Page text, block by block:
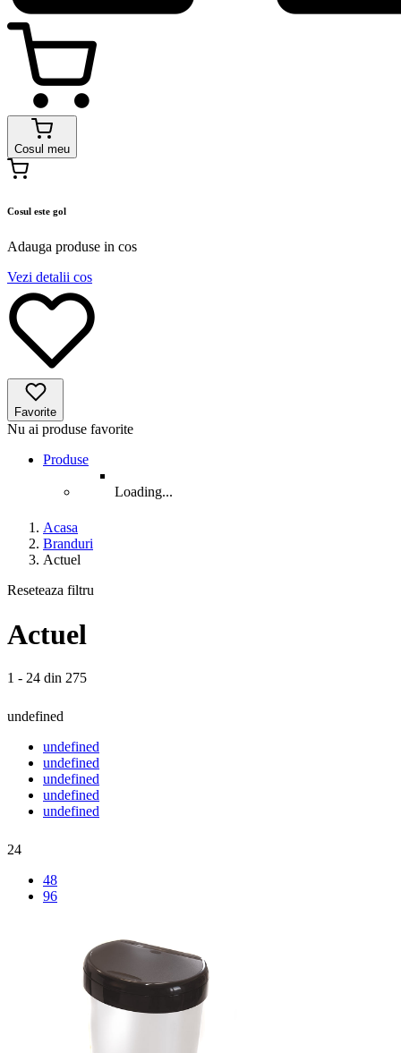
Cosul meu
Cosul este gol
Adauga produse in cos
Vezi detalii cos
Favorite
Nu ai produse favorite
Produse
Loading...
Acasa
Branduri
Actuel
Reseteaza filtru
Actuel
1 - 24 din 275
undefined
undefined
undefined
undefined
undefined
undefined
24
48
96